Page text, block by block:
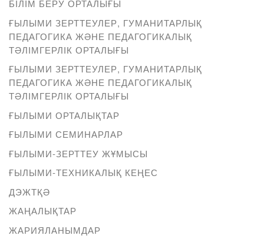
БІЛІМ БЕРУ ОРТАЛЫҒЫ
ҒЫЛЫМИ ЗЕРТТЕУЛЕР, ГУМАНИТАРЛЫҚ
ПЕДАГОГИКА ЖӘНЕ ПЕДАГОГИКАЛЫҚ
ТӘЛІМГЕРЛІК ОРТАЛЫҒЫ
ҒЫЛЫМИ ЗЕРТТЕУЛЕР, ГУМАНИТАРЛЫҚ
ПЕДАГОГИКА ЖӘНЕ ПЕДАГОГИКАЛЫҚ
ТӘЛІМГЕРЛІК ОРТАЛЫҒЫ
ҒЫЛЫМИ ОРТАЛЫҚТАР
ҒЫЛЫМИ СЕМИНАРЛАР
ҒЫЛЫМИ-ЗЕРТТЕУ ЖҰМЫСЫ
ҒЫЛЫМИ-ТЕХНИКАЛЫҚ КЕҢЕС
ДЭЖТҚӘ
ЖАҢАЛЫҚТАР
ЖАРИЯЛАНЫМДАР